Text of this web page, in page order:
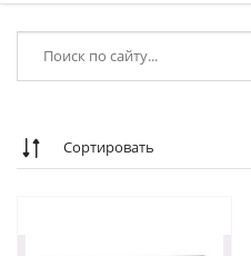
Сортировать